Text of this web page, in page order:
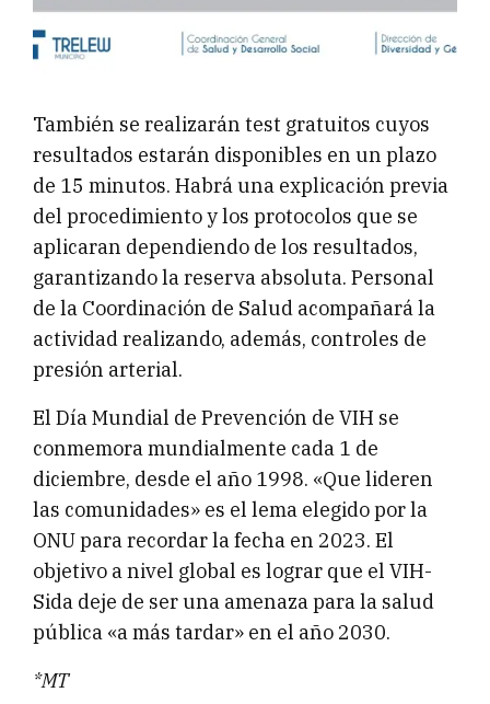
También se realizarán test gratuitos cuyos
resultados estarán disponibles en un plazo
de 15 minutos. Habrá una explicación previa
del procedimiento y los protocolos que se
aplicaran dependiendo de los resultados,
garantizando la reserva absoluta. Personal
de la Coordinación de Salud acompañará la
actividad realizando, además, controles de
presión arterial.
El Día Mundial de Prevención de VIH se
conmemora mundialmente cada 1 de
diciembre, desde el año 1998. «Que lideren
las comunidades» es el lema elegido por la
ONU para recordar la fecha en 2023. El
objetivo a nivel global es lograr que el VIH-
Sida deje de ser una amenaza para la salud
pública «a más tardar» en el año 2030.
*MT